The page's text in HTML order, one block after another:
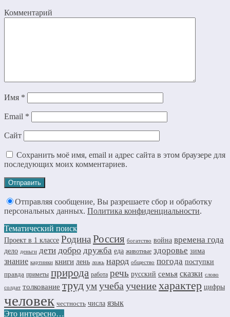
Комментарий
Имя *
Email *
Сайт
Сохранить моё имя, email и адрес сайта в этом браузере для
последующих моих комментариев.
Отправляя сообщение, Вы разрешаете сбор и обработку
персональных данных. Политика конфиденциальности.
Тематический поиск
Проект в 1 классе Родина Россия богатство война времена года
дело деньги дети добро дружба еда животные здоровье зима
знание картинки книги лень ложь народ общество погода поступки
правда приметы природа работа речь русский семья сказки слово
солдат толкование трудумучеба учениехарактер цифры
человек честность числа язык
Это интересно…